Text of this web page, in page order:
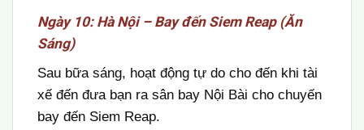
Ngày 10: Hà Nội – Bay đến Siem Reap (Ăn
Sáng)
Sau bữa sáng, hoạt động tự do cho đến khi tài
xế đến đưa bạn ra sân bay Nội Bài cho chuyến
bay đến Siem Reap.